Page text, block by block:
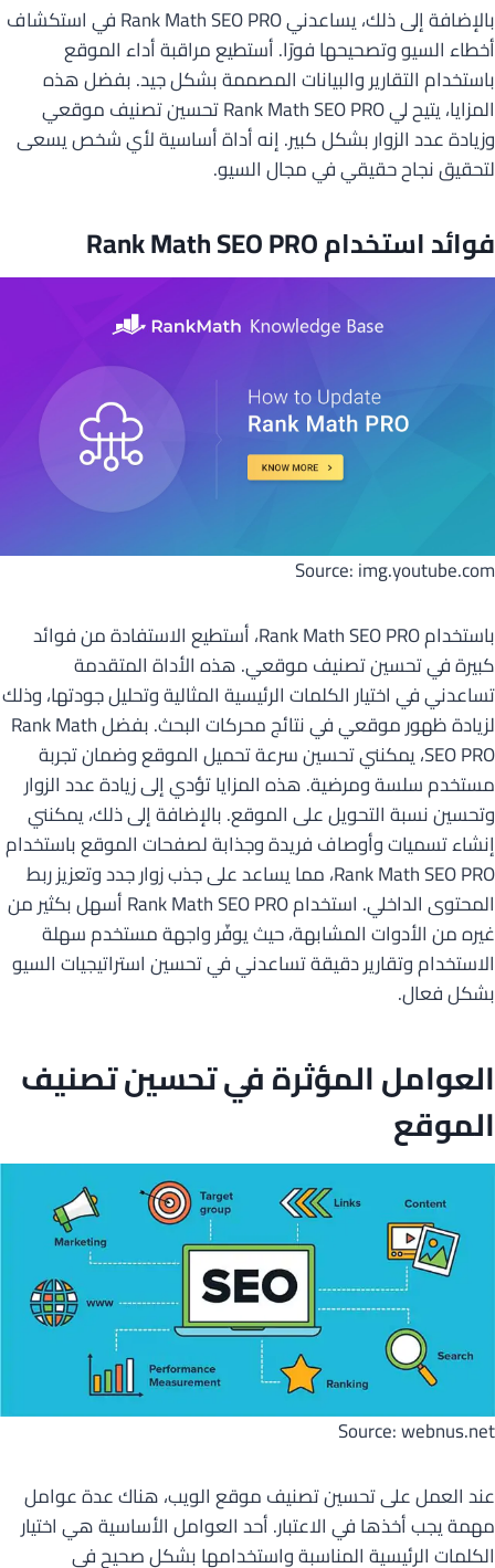
بالإضافة إلى ذلك، يساعدني Rank Math SEO PRO في استكشاف
أخطاء السيو وتصحيحها فورًا. أستطيع مراقبة أداء الموقع
باستخدام التقارير والبيانات المصممة بشكل جيد. بفضل هذه
المزايا، يتيح لي Rank Math SEO PRO تحسين تصنيف موقعي
وزيادة عدد الزوار بشكل كبير. إنه أداة أساسية لأي شخص يسعى
لتحقيق نجاح حقيقي في مجال السيو.
فوائد استخدام Rank Math SEO PRO
Source: img.youtube.com
باستخدام Rank Math SEO PRO، أستطيع الاستفادة من فوائد
كبيرة في تحسين تصنيف موقعي. هذه الأداة المتقدمة
تساعدني في اختيار الكلمات الرئيسية المثالية وتحليل جودتها، وذلك
لزيادة ظهور موقعي في نتائج محركات البحث. بفضل Rank Math
SEO PRO، يمكنني تحسين سرعة تحميل الموقع وضمان تجربة
مستخدم سلسة ومرضية. هذه المزايا تؤدي إلى زيادة عدد الزوار
وتحسين نسبة التحويل على الموقع. بالإضافة إلى ذلك، يمكنني
إنشاء تسميات وأوصاف فريدة وجذابة لصفحات الموقع باستخدام
Rank Math SEO PRO، مما يساعد على جذب زوار جدد وتعزيز ربط
المحتوى الداخلي. استخدام Rank Math SEO PRO أسهل بكثير من
غيره من الأدوات المشابهة، حيث يوفّر واجهة مستخدم سهلة
الاستخدام وتقارير دقيقة تساعدني في تحسين استراتيجيات السيو
بشكل فعال.
العوامل المؤثرة فيتحسين تصنيف
الموقع
Source: webnus.net
عند العمل على تحسين تصنيف موقع الويب، هناك عدة عوامل
مهمة يجب أخذها في الاعتبار. أحد العوامل الأساسية هي اختيار
الكلمات الرئيسية المناسبة واستخدامها بشكل صحيح في